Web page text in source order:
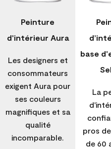
Peinture
d'intérieur Aura
Les designers et
consommateurs
exigent Aura pour
ses couleurs
magnifiques et sa
qualité
incomparable.
base
La
pros
de 60